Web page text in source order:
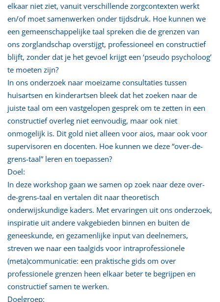
elkaar niet ziet, vanuit verschillende zorgcontexten werkt
en/of moet samenwerken onder tijdsdruk. Hoe kunnen we
een gemeenschappelijke taal spreken die de grenzen van
ons zorglandschap overstijgt, professioneel en constructief
blijft, zonder dat je het gevoel krijgt een ‘pseudo psycholoog’
te moeten zijn?
In ons onderzoek naar moeizame consultaties tussen
huisartsen en kinderartsen bleek dat het zoeken naar de
juiste taal om een vastgelopen gesprek om te zetten in een
constructief overleg niet eenvoudig, maar ook niet
onmogelijk is. Dit gold niet alleen voor aios, maar ook voor
supervisoren en docenten. Hoe kunnen we deze “over-de-
grens-taal” leren en toepassen?
Doel:
In deze workshop gaan we samen op zoek naar deze over-
de-grens-taal en vertalen dit naar theoretisch
onderwijskundige kaders. Met ervaringen uit ons onderzoek,
inspiratie uit andere vakgebieden binnen en buiten de
geneeskunde, en gezamenlijke input van deelnemers,
streven we naar een taalgids voor intraprofessionele
(meta)communicatie: een praktische gids om over
professionele grenzen heen elkaar beter te begrijpen en
constructief samen te werken.
Doelgroep: